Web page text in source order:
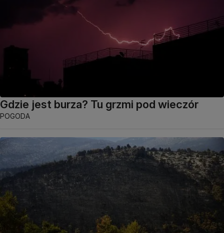
Gdzie jest burza? Tu grzmi pod wieczór
POGODA